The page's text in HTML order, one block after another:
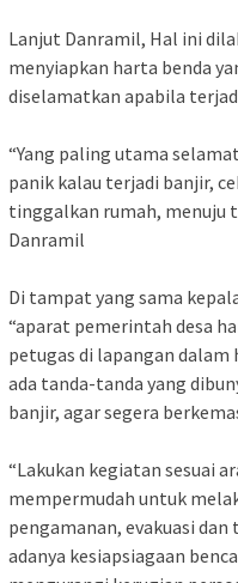
Lanjut Danramil, Hal ini
menyiapkan harta benda
diselamatkan apabila
“Yang paling utama
panik kalau terjadi banjir,
tinggalkan rumah, menuju
Danramil
Di tampat yang sama
“aparat pemerintah desa
petugas di lapangan dalam
ada tanda-tanda yang
banjir, agar segera
“Lakukan kegiatan sesuai
mempermudah untuk
pengamanan, evakuasi
adanya kesiapsiagaan